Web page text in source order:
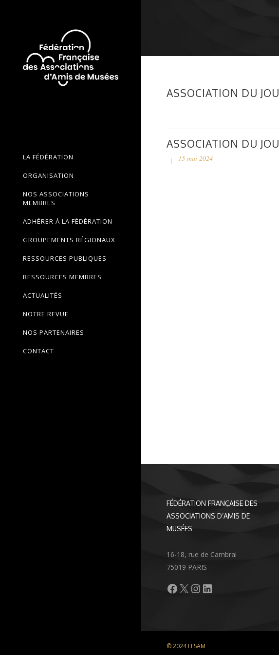
LA FÉDÉRATION
ORGANISATION
NOS ASSOCIATIONS
MEMBRES
ADHÉRER À LA FÉDÉRATION
GROUPEMENTS RÉGIONAUX
RESSOURCES PUBLIQUES
RESSOURCES MEMBRES
ACTUALITÉS
NOTRE REVUE
NOS PARTENAIRES
CONTACT
ASSOCIATION DU
ASSOCIATION DU
15 mai 2024
FÉDÉRATION FRANÇAISE DES
ASSOCIATIONS D’AMIS DE
MUSÉES
16-18, rue de Cambrai
75019 PARIS
Facebook
X Instagram
LinkedIn
© 2024 FFSAM